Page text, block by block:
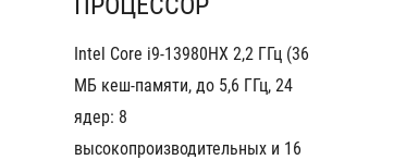
Intel Core i9-13980HX 2,2 ГГц (36
МБ кеш-памяти, до 5,6 ГГц, 24
ядер: 8
высокопроизводительных и 16